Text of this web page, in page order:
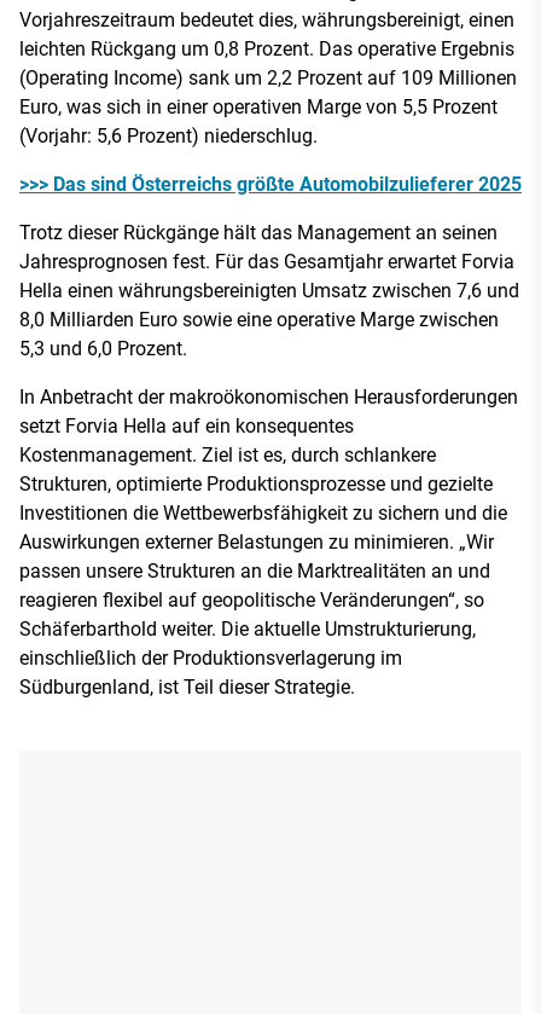
Vorjahreszeitraum bedeutet dies, währungsbereinigt, einen
leichten Rückgang um 0,8 Prozent. Das operative Ergebnis
(Operating Income) sank um 2,2 Prozent auf 109 Millionen
Euro, was sich in einer operativen Marge von 5,5 Prozent
(Vorjahr: 5,6 Prozent) niederschlug.
>>> Das sind Österreichs größte Automobilzulieferer 2025
Trotz dieser Rückgänge hält das Management an seinen
Jahresprognosen fest. Für das Gesamtjahr erwartet Forvia
Hella einen währungsbereinigten Umsatz zwischen 7,6 und
8,0 Milliarden Euro sowie eine operative Marge zwischen
5,3 und 6,0 Prozent.
In Anbetracht der makroökonomischen Herausforderungen
setzt Forvia Hella auf ein konsequentes
Kostenmanagement. Ziel ist es, durch schlankere
Strukturen, optimierte Produktionsprozesse und gezielte
Investitionen die Wettbewerbsfähigkeit zu sichern und die
Auswirkungen externer Belastungen zu minimieren. „Wir
passen unsere Strukturen an die Marktrealitäten an und
reagieren flexibel auf geopolitische Veränderungen“, so
Schäferbarthold weiter. Die aktuelle Umstrukturierung,
einschließlich der Produktionsverlagerung im
Südburgenland, ist Teil dieser Strategie.